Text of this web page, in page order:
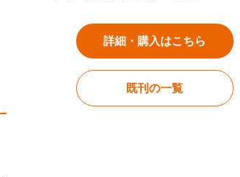
詳細・購入はこちら
既刊の一覧